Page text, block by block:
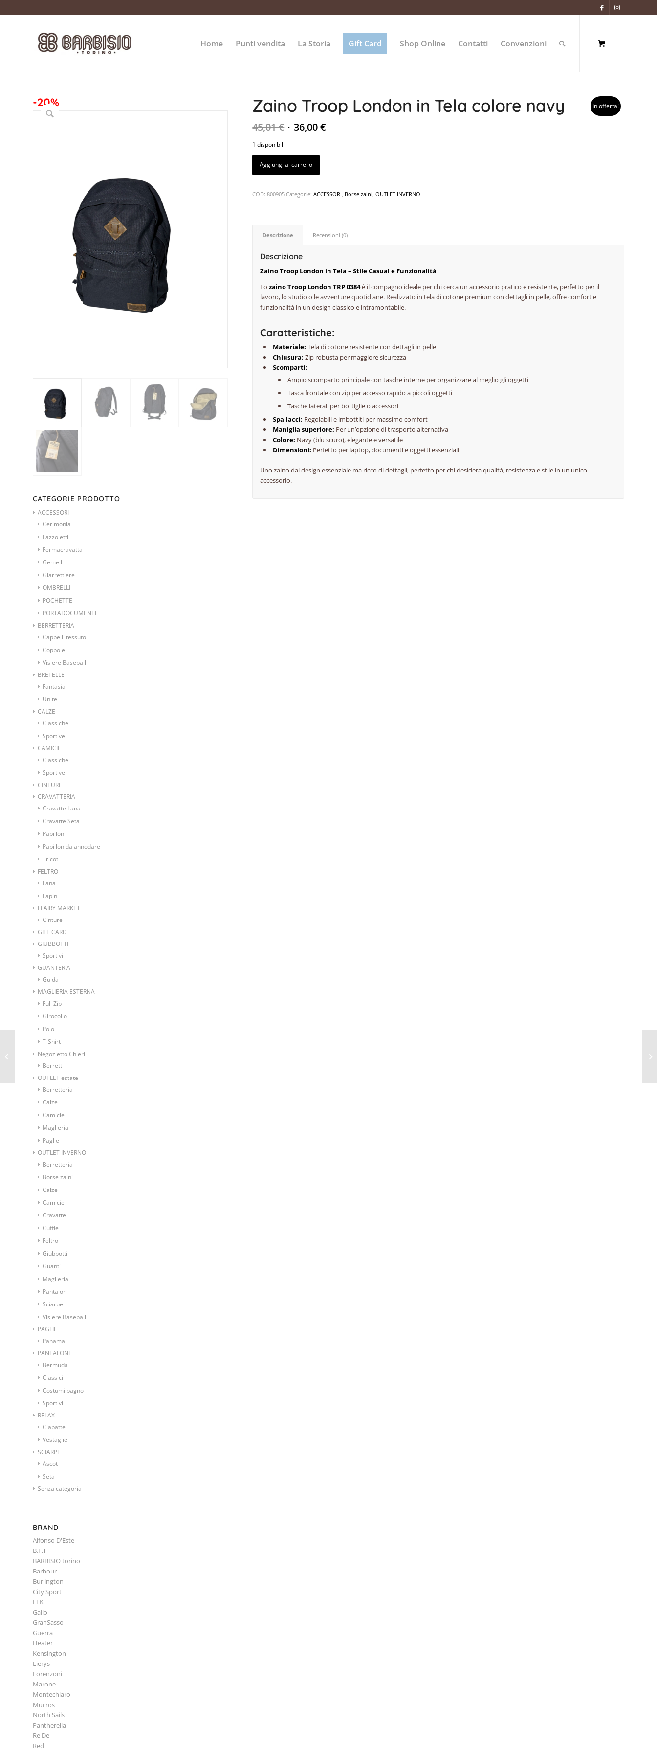
Home Punti vendita La Storia Gift Card Shop Online Contatti Convenzioni
-20% In offerta!
CATEGORIE PRODOTTO
ACCESSORI
Cerimonia
Fazzoletti
Fermacravatta
Gemelli
Giarrettiere
OMBRELLI
POCHETTE
PORTADOCUMENTI
BERRETTERIA
Cappelli tessuto
Coppole
Visiere Baseball
BRETELLE
Fantasia
Unite
CALZE
Classiche
Sportive
CAMICIE
Classiche
Sportive
CINTURE
CRAVATTERIA
Cravatte Lana
Cravatte Seta
Papillon
Papillon da annodare
Tricot
FELTRO
Lana
Lapin
FLAIRY MARKET
Cinture
GIFT CARD
GIUBBOTTI
Sportivi
GUANTERIA
Guida
MAGLIERIA ESTERNA
Full Zip
Girocollo
Polo
T-Shirt
Negozietto Chieri
Berretti
OUTLET estate
Berretteria
Calze
Camicie
Maglieria
Paglie
OUTLET INVERNO
Berretteria
Borse zaini
Calze
Camicie
Cravatte
Cuffie
Feltro
Giubbotti
Guanti
Maglieria
Pantaloni
Sciarpe
Visiere Baseball
PAGLIE
Panama
PANTALONI
Bermuda
Classici
Costumi bagno
Sportivi
RELAX
Ciabatte
Vestaglie
SCIARPE
Ascot
Seta
Senza categoria
BRAND
Alfonso D'Este
B.F.T
BARBISIO torino
Barbour
Burlington
City Sport
ELK
Gallo
GranSasso
Guerra
Heater
Kensington
Lierys
Lorenzoni
Marone
Montechiaro
Mucros
North Sails
Pantherella
Re De
Red
Zaino Troop London in Tela colore navy
45,01€ 36,00€
1 disponibili
Aggiungi al carrello
COD:800905 Categorie:ACCESSORI, Borse zaini,OUTLET INVERNO
Descrizione Recensioni (0)
Descrizione
Zaino Troop London in Tela – Stile Casual e Funzionalità
Lozaino Troop London TRP 0384è il compagno ideale per chi cerca un accessorio pratico e resistente, perfetto per il
lavoro, lo studio o le avventure quotidiane. Realizzato in tela di cotone premium con dettagli in pelle, offre comfort e
funzionalità in un design classico e intramontabile.
Caratteristiche:
Materiale: Tela di cotone resistente con dettagli in pelle
Chiusura: Zip robusta per maggiore sicurezza
Scomparti:
Ampio scomparto principale con tasche interne per organizzare al meglio gli oggetti
Tasca frontale con zip per accesso rapido a piccoli oggetti
Tasche laterali per bottiglie o accessori
Spallacci: Regolabili e imbottiti per massimo comfort
Maniglia superiore: Per un’opzione di trasporto alternativa
Colore: Navy (blu scuro), elegante e versatile
Dimensioni: Perfetto per laptop, documenti e oggetti essenziali
Uno zaino dal design essenziale ma ricco di dettagli, perfetto per chi desidera qualità, resistenza e stile in un unico
accessorio.
Borsa a Tracolla Troop